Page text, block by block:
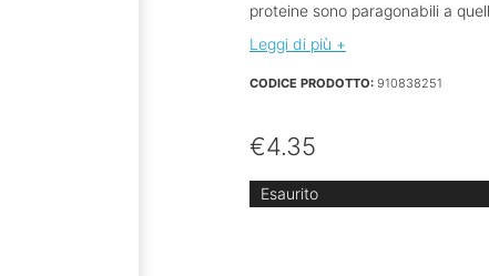
proteine sono paragonabili a
Leggi di più +
CODICE PRODOTTO: 910838251
€4.35
Esaurito